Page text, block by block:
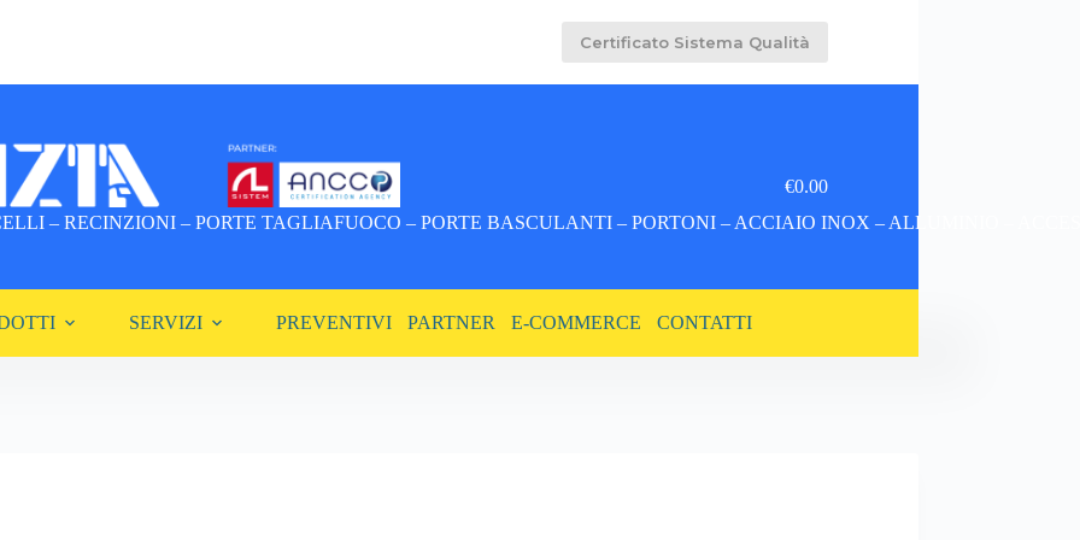
Certificato Sistema Qualità
– RECINZIONI – PORTE TAGLIAFUOCO – PORTE BASCULANTI – PORTONI – ACCIAIO INOX – ALLUMINIO –
Carrello
€0.00
SERVIZI PREVENTIVI PARTNER E-COMMERCE CONTATTI